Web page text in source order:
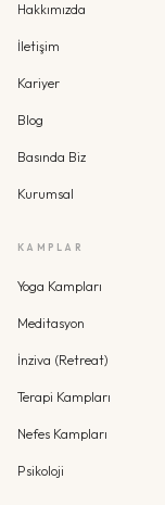
Hakkımızda
İletişim
Kariyer
Blog
Basında Biz
Kurumsal
KAMPLAR
Yoga Kampları
Meditasyon
İnziva (Retreat)
Terapi Kampları
Nefes Kampları
Psikoloji